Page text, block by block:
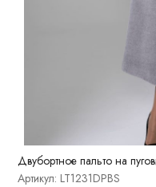
Двубортное пальто на
Артикул: LT1231DPBS